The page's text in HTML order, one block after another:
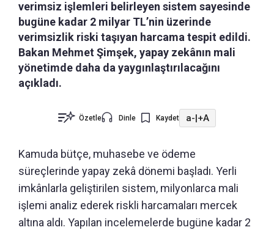
verimsiz işlemleri belirleyen sistem sayesinde
bugüne kadar 2 milyar TL’nin üzerinde
verimsizlik riski taşıyan harcama tespit edildi.
Bakan Mehmet Şimşek, yapay zekânın mali
yönetimde daha da yaygınlaştırılacağını
açıkladı.
Özetle Dinle Kaydet a-|+A
Kamuda bütçe, muhasebe ve ödeme
süreçlerinde yapay zekâ dönemi başladı. Yerli
imkânlarla geliştirilen sistem, milyonlarca mali
işlemi analiz ederek riskli harcamaları mercek
altına aldı. Yapılan incelemelerde bugüne kadar 2